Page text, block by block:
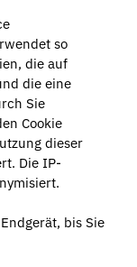
so
die auf
die eine
Sie
Cookie
dieser
Die IP-
bis Sie